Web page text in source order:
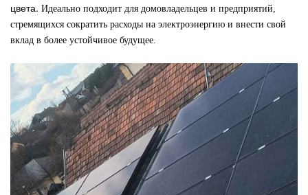
цвета. Идеально подходит для домовладельцев и предприятий,
стремящихся сократить расходы на электроэнергию и внести свой
вклад в более устойчивое будущее.